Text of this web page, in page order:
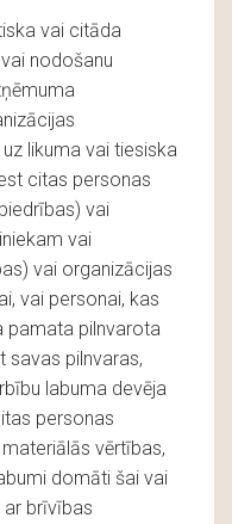
vai citāda
nodošanu
likuma vai tiesiska
citas personas
vai
vai
vai organizācijas
vai personai, kas
pamata pilnvarota
savas pilnvaras,
labuma devēja
personas
vērtības,
domāti šai vai
ar brīvības